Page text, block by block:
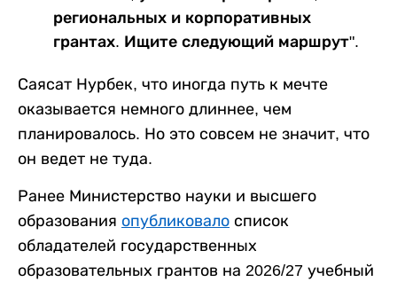
региональных и корпоративных
грантах. Ищите следующий маршрут".
Саясат Нурбек, что иногда путь к мечте
оказывается немного длиннее, чем
планировалось. Но это совсем не значит, что
он ведет не туда.
Ранее Министерство науки и высшего
образования опубликовало список
обладателей государственных
образовательных грантов на 2026/27 учебный